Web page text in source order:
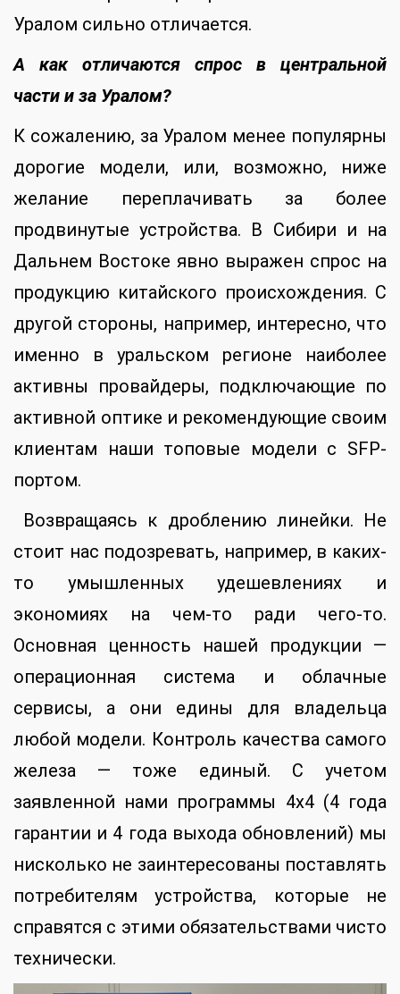
Уралом сильно отличается.
А как отличаются спрос в центральной
части и за Уралом?
К сожалению, за Уралом менее популярны
дорогие модели, или, возможно, ниже
желание переплачивать за более
продвинутые устройства. В Сибири и на
Дальнем Востоке явно выражен спрос на
продукцию китайского происхождения. С
другой стороны, например, интересно, что
именно в уральском регионе наиболее
активны провайдеры, подключающие по
активной оптике и рекомендующие своим
клиентам наши топовые модели с SFP-
портом.
Возвращаясь к дроблению линейки. Не
стоит нас подозревать, например, в каких-
то умышленных удешевлениях и
экономиях на чем-то ради чего-то.
Основная ценность нашей продукции —
операционная система и облачные
сервисы, а они едины для владельца
любой модели. Контроль качества самого
железа — тоже единый. С учетом
заявленной нами программы 4х4 (4 года
гарантии и 4 года выхода обновлений) мы
нисколько не заинтересованы поставлять
потребителям устройства, которые не
справятся с этими обязательствами чисто
технически.